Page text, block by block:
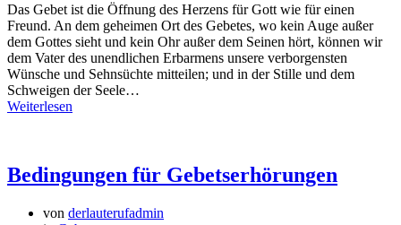
Das Gebet ist die Öffnung des Herzens für Gott wie für einen
Freund. An dem geheimen Ort des Gebetes, wo kein Auge außer
dem Gottes sieht und kein Ohr außer dem Seinen hört, können wir
dem Vater des unendlichen Erbarmens unsere verborgensten
Wünsche und Sehnsüchte mitteilen; und in der Stille und dem
Schweigen der Seele…
Weiterlesen
Bedingungen für Gebetserhörungen
von derlauterufadmin